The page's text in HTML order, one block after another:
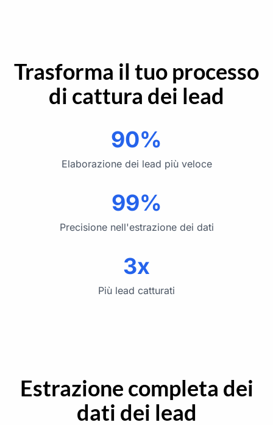
Trasforma il tuo processo
di cattura dei lead
90%
Elaborazione dei lead più veloce
99%
Precisione nell'estrazione dei dati
3x
Più lead catturati
Estrazione completa dei
dati dei lead